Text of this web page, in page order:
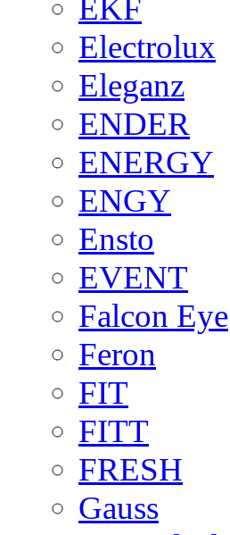
EKF
Electrolux
Eleganz
ENDER
ENERGY
ENGY
Ensto
EVENT
Falcon Eye
Feron
FIT
FITT
FRESH
Gauss